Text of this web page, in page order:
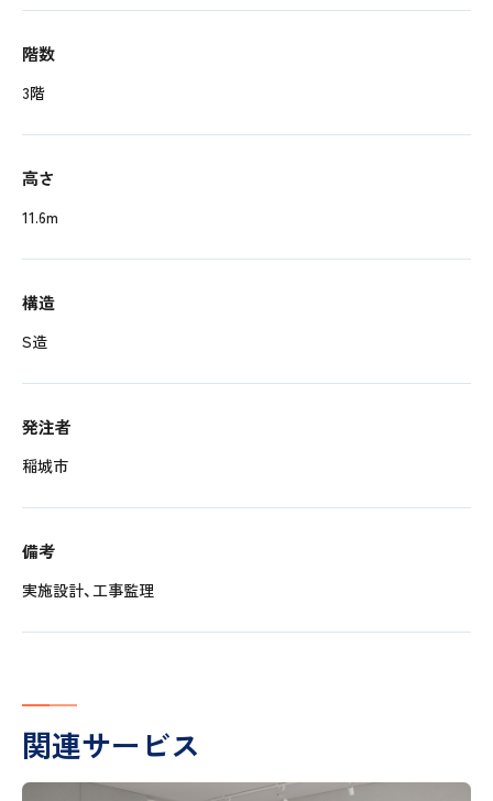
階数
3階
高さ
11.6m
構造
S造
発注者
稲城市
備考
実施設計、工事監理
関連サービス